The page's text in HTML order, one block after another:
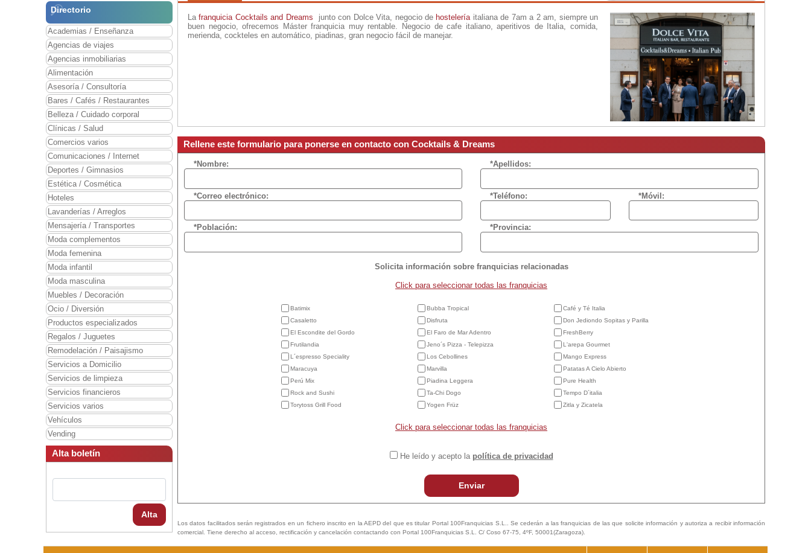
Directorio
Academias / Enseñanza
Agencias de viajes
Agencias inmobiliarias
Alimentación
Asesoría / Consultoría
Bares / Cafés / Restaurantes
Belleza / Cuidado corporal
Clínicas / Salud
Comercios varios
Comunicaciones / Internet
Deportes / Gimnasios
Estética / Cosmética
Hoteles
Lavanderías / Arreglos
Mensajería / Transportes
Moda complementos
Moda femenina
Moda infantil
Moda masculina
Muebles / Decoración
Ocio / Diversión
Productos especializados
Regalos / Juguetes
Remodelación / Paisajismo
Servicios a Domicilio
Servicios de limpieza
Servicios financieros
Servicios varios
Vehículos
Vending
Alta boletín
Alta
Lafranquicia Cocktails and Dreams junto con Dolce Vita, negocio de hosteleríaitaliana de 7am a 2 am, siempre un
buen negocio, ofrecemos Máster franquicia muy rentable. Negocio de cafe italiano, aperitivos de Italia, comida,
merienda, cockteles en automático, piadinas, gran negocio fácil de manejar.
Rellene este formulario para ponerse en contacto con Cocktails & Dreams
*Nombre: *Apellidos:
*Correo electrónico: *Teléfono: *Móvil:
*Población: *Provincia:
Solicita información sobre franquicias relacionadas
Click para seleccionar todas las franquicias
Batimix Bubba Tropical
Café y Té Italia
Casaletto
Disfruta
Don Jediondo Sopitas y Parilla
El Escondite del Gordo
El Faro de Mar Adentro
FreshBerry
Frutilandia
Jeno´s Pizza - Telepizza
L'arepa Gourmet
L´espresso Speciality
Los Cebollines
Mango Express
Maracuya
Marvilla
Patatas A Cielo Abierto
Perú Mix
Piadina Leggera
Pure Health
Rock and Sushi
Ta-Chi Dogo
Tempo D´italia
Torytoss Grill Food
Yogen Früz Zitla y Zicatela
Click para seleccionar todas las franquicias
He leído y acepto la política de privacidad
Enviar
Los datos facilitados serán registrados en un fichero inscrito en la AEPD del que es titular Portal 100Franquicias S.L.. Se cederán a las franquicias de las que solicite información y autoriza a recibir información
comercial. Tiene derecho al acceso, rectificación y cancelación contactando con Portal 100Franquicias S.L. C/ Coso 67-75, 4ºF, 50001(Zaragoza).